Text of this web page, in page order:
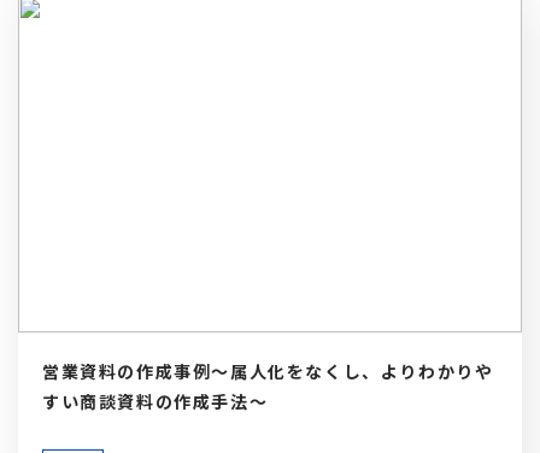
営業資料の作成事例～属人化をなくし、よりわかりや
すい商談資料の作成手法～